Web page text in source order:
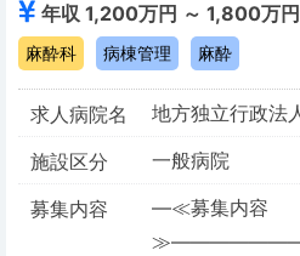
年収 1,200万円 ～ 1,800万円
麻酔科 病棟管理 麻酔
求人病院名
地方独立行政法
施設区分
一般病院
募集内容
―≪募集内容